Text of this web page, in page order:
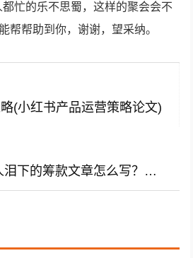
忙的乐不思蜀，这样的聚会会不
帮帮助到你，谢谢，望采纳。
(小红书产品运营策略论文)
大病筹款文案:催人泪下的筹款文章怎么写？怎样多筹救命钱？